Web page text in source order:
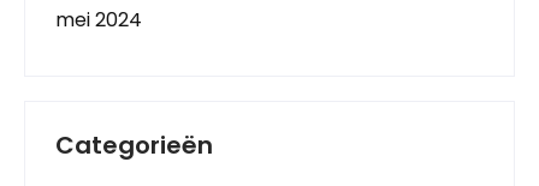
mei 2024
Categorieën